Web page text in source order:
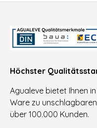
Höchster
Agualeve bietet Ihnen
Ware zu
über 100.000 Kunden.